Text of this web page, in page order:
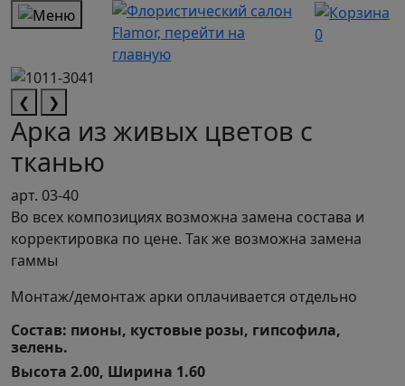
0
❮ ❯
Арка из живых цветов с
тканью
арт. 03-40
Во всех композициях возможна замена состава и
корректировка по цене. Так же возможна замена
гаммы
Монтаж/демонтаж арки оплачивается отдельно
Состав: пионы, кустовые розы, гипсофила,
зелень.
Высота 2.00, Ширина 1.60